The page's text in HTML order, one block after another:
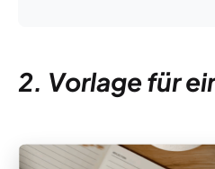
2. Vorlage für